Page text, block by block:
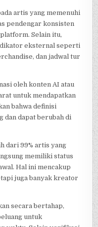
artis yang memenuhi
pendengar konsisten
Selain itu,
eksternal seperti
dan jadwal tur
oleh konten AI atau
untuk mendapatkan
bahwa definisi
dan dapat berubah di
dari 99% artis yang
memiliki status
Hal ini mencakup
juga banyak kreator
secara bertahap,
untuk